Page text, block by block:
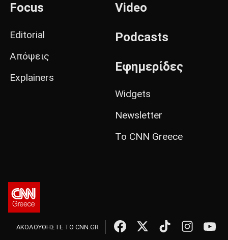
Focus
Editorial
Απόψεις
Explainers
Video
Podcasts
Εφημερίδες
Widgets
Newsletter
Το CNN Greece
ΑΚΟΛΟΥΘΗΣΤΕ ΤΟ CNN.GR